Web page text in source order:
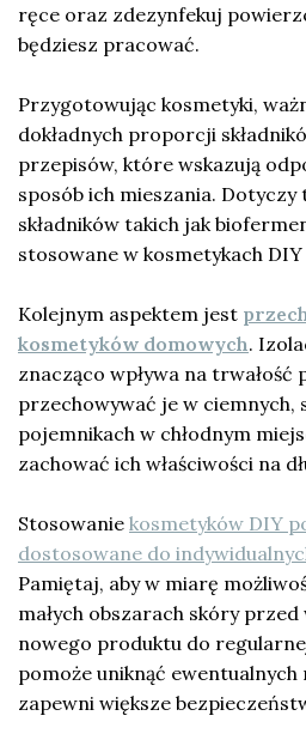
ręce oraz zdezynfekuj
będziesz pracować.
Przygotowując kosmetyki,
dokładnych proporcji
przepisów, które wskazują
sposób ich mieszania. Dotyczy
składników takich jak
stosowane w kosmetykach
Kolejnym aspektem jest
kosmetyków domowych.
znacząco wpływa na trwałość
przechowywać je w ciemnych,
pojemnikach w chłodnym
zachować ich właściwości na
Stosowanie kosmetyków DIY
dostosowane do
Pamiętaj, aby w miarę
małych obszarach skóry
nowego produktu do
pomoże uniknąć
zapewni większe